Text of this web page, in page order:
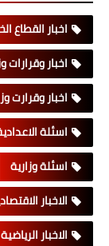
اخبار القطاع
اخبار وقرارات
اخبار وقرارت
اسئلة
اسئلة وزارية
الاخبار
الاخبار الرياضية